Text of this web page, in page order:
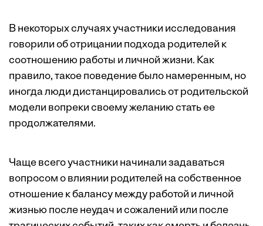
В некоторых случаях участники исследования
говорили об отрицании подхода родителей к
соотношению работы и личной жизни. Как
правило, такое поведение было намеренным, но
иногда люди дистанцировались от родительской
модели вопреки своему желанию стать ее
продолжателями.
Чаще всего участники начинали задаваться
вопросом о влиянии родителей на собственное
отношение к балансу между работой и личной
жизнью после неудач и сожалений или после